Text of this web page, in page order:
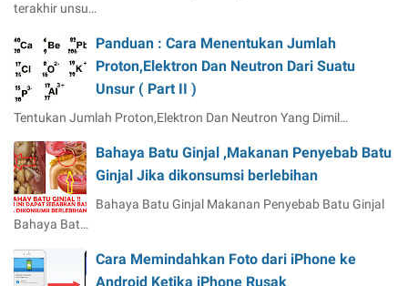
terakhir unsu…
Panduan : Cara Menentukan Jumlah
Proton,Elektron Dan Neutron Dari Suatu
Unsur ( Part II )
Tentukan Jumlah Proton,Elektron Dan Neutron Yang Dimil…
Bahaya Batu Ginjal ,Makanan Penyebab Batu
Ginjal Jika dikonsumsi berlebihan
Bahaya Batu Ginjal Makanan Penyebab Batu Ginjal
Bahaya Bat…
Cara Memindahkan Foto dari iPhone ke
Android Ketika iPhone Rusak